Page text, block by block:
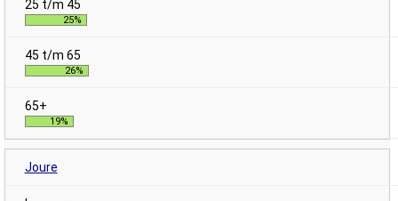
25%
26%
19%
Joure